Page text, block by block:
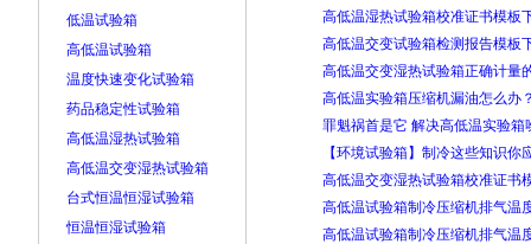
低温试验箱
高低温试验箱
温度快速变化试验箱
药品稳定性试验箱
高低温湿热试验箱
高低温交变湿热试验箱
台式恒温恒湿试验箱
恒温恒湿试验箱
高低温湿热试验箱校准证书模板
高低温交变试验箱检测报告模板
高低温交变湿热试验箱正确计量
高低温实验箱压缩机漏油怎么办
罪魁祸首是它 解决高低温实验箱
【环境试验箱】制冷这些知识你
高低温交变湿热试验箱校准证书
高低温试验箱制冷压缩机排气温
高低温试验箱制冷压缩机排气温